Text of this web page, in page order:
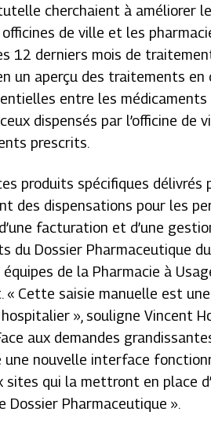
cherchaient à améliorer
de ville et les
12 derniers mois de
un aperçu des traitements
entre les médicaments
dispensés par l’officine de
prescrits.
produits spécifiques délivrés
des dispensations pour les
facturation et d’une
du Dossier Pharmaceutique
de la Pharmacie à
« Cette saisie manuelle est
hospitalier », souligne Vincent
aux demandes
une nouvelle interface
qui la mettront en place
Pharmaceutique ».